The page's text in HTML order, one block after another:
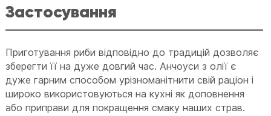
Застосування
Приготування риби відповідно до традицій дозволяє
зберегти її на дуже довгий час. Анчоуси з олії є
дуже гарним способом урізноманітнити свій раціон і
широко використовуються на кухні як доповнення
або приправи для покращення смаку наших страв.